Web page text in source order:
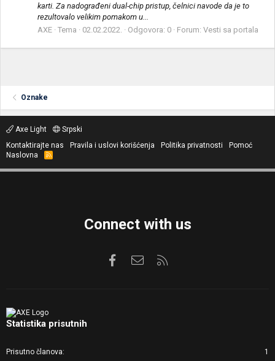
karti. Za nadograđeni dual-chip pristup, čelnici navode da je to
rezultovalo velikim pomakom u...
AXE Tema 02.02.2022. Odgovora: 0 Forum: Vesti sa portala
Oznake
Axe Light
Srpski
Kontaktirajte nas
Pravila i uslovi korišćenja Politika privatnosti
Pomoć
Naslovna
R
S
Connect with us
FacebookKontaktirajte nas
Statistika prisutnih
Prisutno članova 1